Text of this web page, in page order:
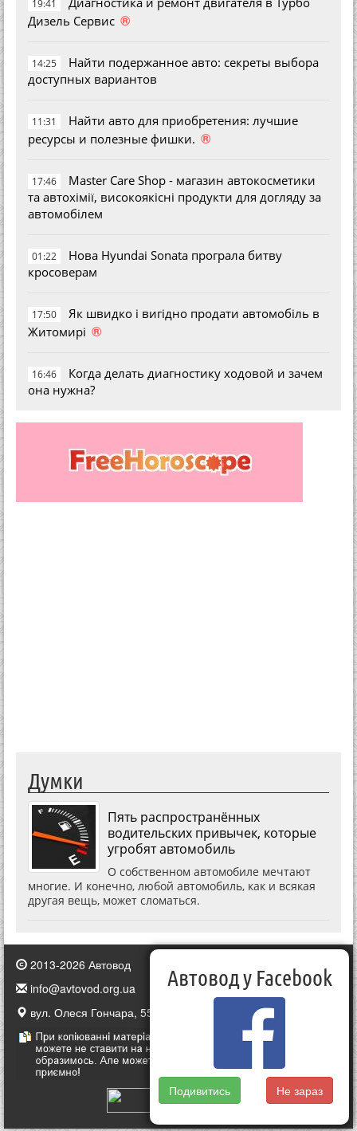
19:41
Дизель Сервис ®
14:25
Найти подержанное авто: секреты выбора
доступных вариантов
11:31
Найти авто для приобретения: лучшие
ресурсы и полезные фишки. ®
17:46
Master Care Shop - магазин автокосметики
та автохімії, високоякісні продукти для догляду за
автомобілем
01:22
Нова Hyundai Sonata програла битву
кросоверам
17:50
Як швидко і вигідно продати автомобіль в
Житомирі ®
16:46
Когда делать диагностику ходовой и зачем
она нужна?
Думки
Пять распространённых
водительских привычек, которые
угробят автомобиль
О собственном автомобиле мечтают
многие. И конечно, любой автомобиль, как и всякая
другая вещь, может сломаться.
2013-2026 Автовод
info@avtovod.org.ua
вул. Олеся Гончара, 55, Київ, Україна
Автовод у Facebook
Подивитись Не зараз